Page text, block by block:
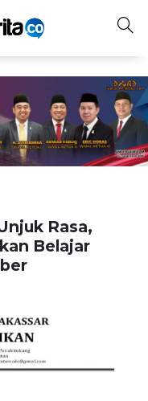
Rasa,
Belajar